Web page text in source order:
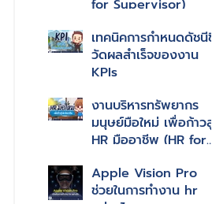
for Supervisor)
เทคนิคการกำหนดดัชนีชี้
วัดผลสำเร็จของงาน
KPIs
งานบริหารทรัพยากร
มนุษย์มือใหม่ เพื่อก้าวสู่
HR มืออาชีพ (HR for
Apple Vision Pro
ช่วยในการทำงาน hr